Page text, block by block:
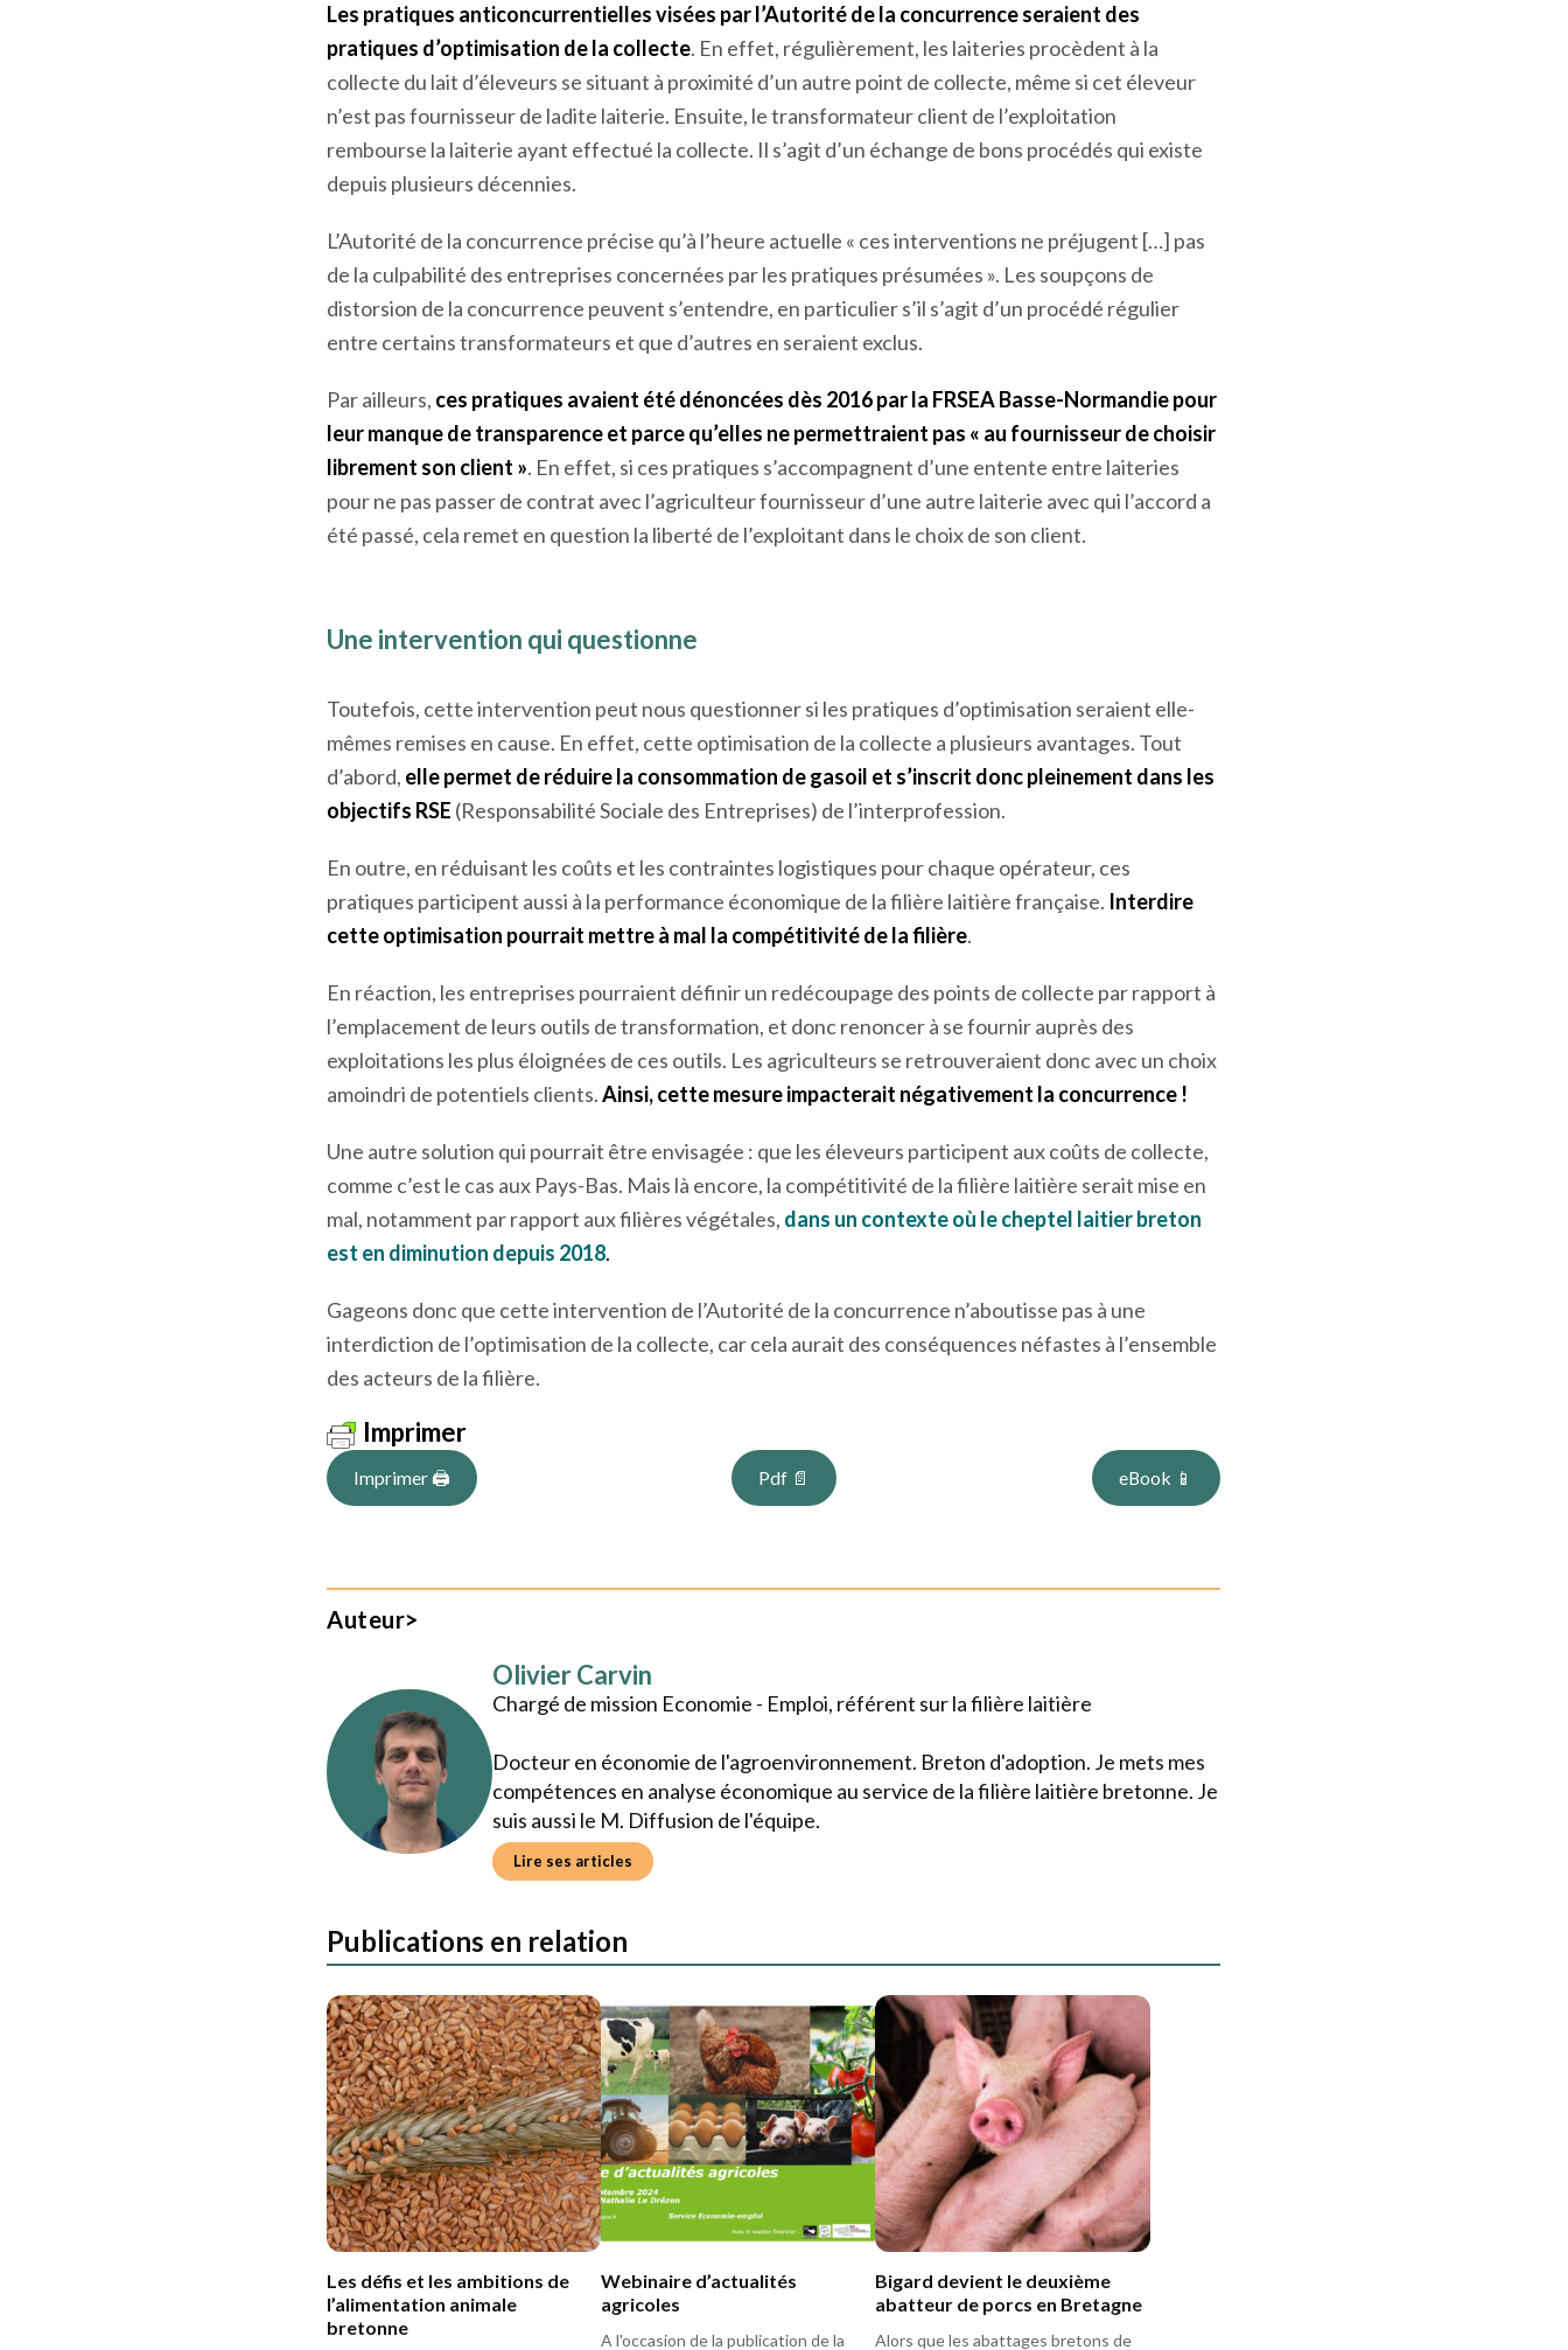
Une optimisation de la collecte
Les pratiques anticoncurrentielles visées par l’Autorité de la concurrence seraient des
pratiques d’optimisation de la collecte. En effet, régulièrement, les laiteries procèdent à la
collecte du lait d’éleveurs se situant à proximité d’un autre point de collecte, même si cet éleveur
n’est pas fournisseur de ladite laiterie. Ensuite, le transformateur client de l’exploitation
rembourse la laiterie ayant effectué la collecte. Il s’agit d’un échange de bons procédés qui existe
depuis plusieurs décennies.
L’Autorité de la concurrence précise qu’à l’heure actuelle « ces interventions ne préjugent […] pas
de la culpabilité des entreprises concernées par les pratiques présumées ». Les soupçons de
distorsion de la concurrence peuvent s’entendre, en particulier s’il s’agit d’un procédé régulier
entre certains transformateurs et que d’autres en seraient exclus.
Par ailleurs, ces pratiques avaient été dénoncées dès 2016 par la FRSEA Basse-Normandiepour
leur manque de transparence et parce qu’elles ne permettraient pas « au fournisseur de choisir
été passé, cela remet en question la liberté de l’exploitant dans le choix de son client.
Une intervention qui questionne
Toutefois, cette intervention peut nous questionner si les pratiques d’optimisation seraient elle-
mêmes remises en cause. En effet, cette optimisation de la collecte a plusieurs avantages. Tout
d’abord,
elle permet de réduire la consommation de gasoil et s’inscrit donc pleinement dans les
objectifs RSE(Responsabilité Sociale des Entreprises) de l’interprofession.
En outre, en réduisant les coûts et les contraintes logistiques pour chaque opérateur, ces
pratiques participent aussi à la performance économique de la filière laitière française. Interdire
cette optimisation pourrait mettre à mal la compétitivité de la filière
En réaction, les entreprises pourraient définir un redécoupage des points de collecte par rapport à
l’emplacement de leurs outils de transformation, et donc renoncer à se fournir auprès des
exploitations les plus éloignées de ces outils. Les agriculteurs se retrouveraient donc avec un choix
amoindri de potentiels clients.
Ainsi, cette mesure impacterait négativement la concurrence !
Une autre solution qui pourrait être envisagée : que les éleveurs participent aux coûts de collecte,
comme c’est le cas aux Pays-Bas. Mais là encore, la compétitivité de la filière laitière serait mise en
mal, notamment par rapport aux filières végétales,
dans un contexte où le cheptel laitier breton
est en diminution depuis 2018
Gageons donc que cette intervention de l’Autorité de la concurrence n’aboutisse pas à une
interdiction de l’optimisation de la collecte, car cela aurait des conséquences néfastes à l’ensemble
des acteurs de la filière.
Imprimer 🖨 Pdf 📄 eBook 📱
Auteur>
Olivier Carvin
Chargé de mission Economie - Emploi, référent sur la filière laitière
Docteur en économie de l'agroenvironnement. Breton d'adoption. Je mets mes
suis aussi le M. Diffusion de l'équipe.
Publications en relation